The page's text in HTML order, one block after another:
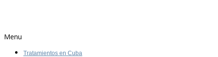
Menu
Tratamientos en Cuba